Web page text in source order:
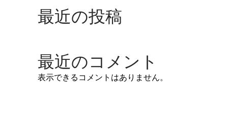
最近の投稿
最近のコメント
表示できるコメントはありません。